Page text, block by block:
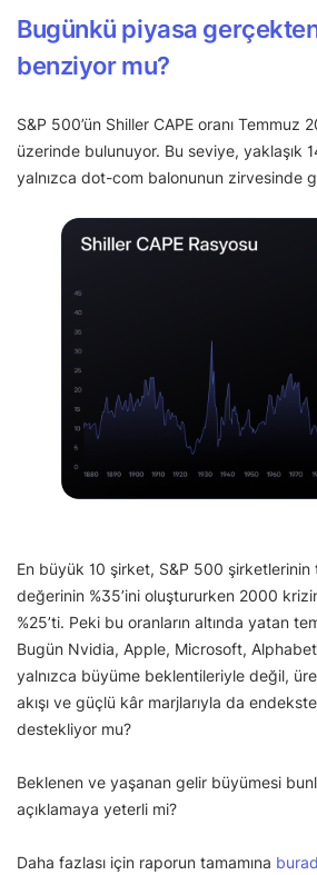
Bugünkü piyasa
benziyor mu?
S&P 500’ün Shiller CAPE oranı Temmuz
üzerinde bulunuyor. Bu seviye, yaklaşık
yalnızca dot-com balonunun zirvesinde
En büyük 10 şirket, S&P 500 şirketlerinin
değerinin %35’ini oluştururken 2000
%25’ti. Peki bu oranların altında yatan
Bugün Nvidia, Apple, Microsoft,
yalnızca büyüme beklentileriyle değil,
akışı ve güçlü kâr marjlarıyla da
destekliyor mu?
Beklenen ve yaşanan gelir büyümesi
açıklamaya yeterli mi?
Daha fazlası için raporun tamamına